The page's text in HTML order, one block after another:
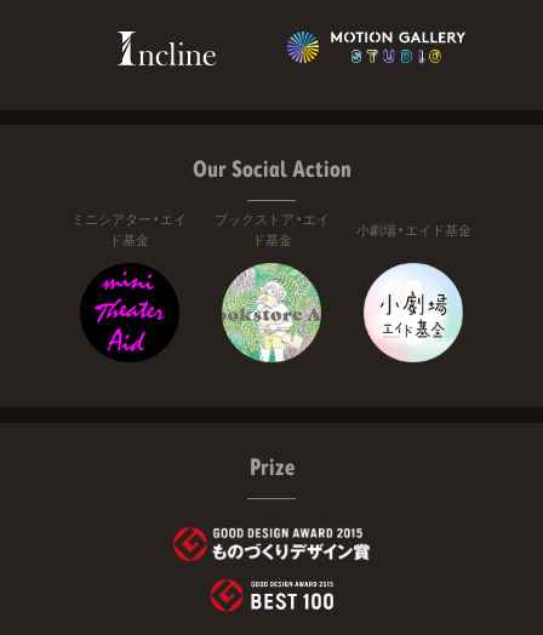
Our Social Action
ミニシアター・エイ
ド基金
ブックストア・エイ
ド基金
小劇場・エイド基金
Prize